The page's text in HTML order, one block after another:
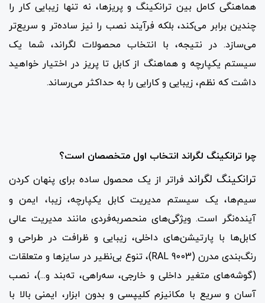
هماهنگی کامل بین ترانکینگ و پریزها، نه تنها زیبایی کار را
چندین برابر می‌کند، بلکه فرآیند نصب را نیز ساده‌تر و سریع‌تر
می‌سازد. در نتیجه، با انتخاب محصولات لگراند، شما یک
سیستم یکپارچه و هماهنگ از کابل تا پریز در اختیار خواهید
داشت که نظم، زیبایی و کارایی را به حداکثر می‌رساند.
چرا ترانکینگ لگراند انتخاب اول متخصصان است؟
ترانکینگ لگراند فراتر از یک محصول ساده برای پنهان کردن
سیم‌ها، یک سیستم مدیریت کابل یکپارچه، زیبا، ایمن و
آینده‌نگر است. ویژگی‌های منحصربه‌فردی مانند مدیریت عالی
کابل‌ها با پارتیشن‌های داخلی، زیبایی و ظرافت در طراحی و
رنگ‌بندی مدرن (RAL 9003)، تنوع بی‌نظیر در سایزها و متعلقات
(گوشه‌های متغیر داخلی و خارجی، سه‌راهی، ته‌بند و...)، نصب
آسان و سریع با مکانیزم کلیپسی و بدون ابزار، ایمنی بالا با